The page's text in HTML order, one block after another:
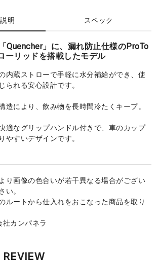
明 スペック
Quencher」に、漏れ防止仕様のProTo
ーリッドを搭載したモデル
内蔵ストローで手軽に水分補給ができ、使
られる安心設計です。
造により、飲み物を長時間冷たくキープ。
適なグリップハンドル付きで、車のカップ
やすいデザインです。
り画像の色合いが若干異なる場合がござい
い。
ルートから仕入れをおこなった商品を取り
カンパネラ